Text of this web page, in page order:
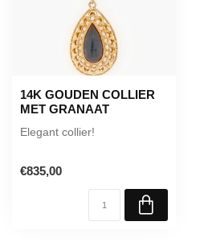
14K GOUDEN COLLIER
MET GRANAAT
Elegant collier!
€835,00